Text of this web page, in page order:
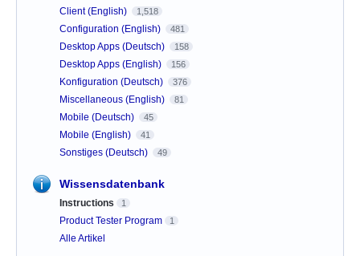
Client (English) 1,518
Configuration (English) 481
Desktop Apps (Deutsch) 158
Desktop Apps (English) 156
Konfiguration (Deutsch) 376
Miscellaneous (English) 81
Mobile (Deutsch) 45
Mobile (English) 41
Sonstiges (Deutsch) 49
Wissensdatenbank
Instructions 1
Product Tester Program 1
Alle Artikel